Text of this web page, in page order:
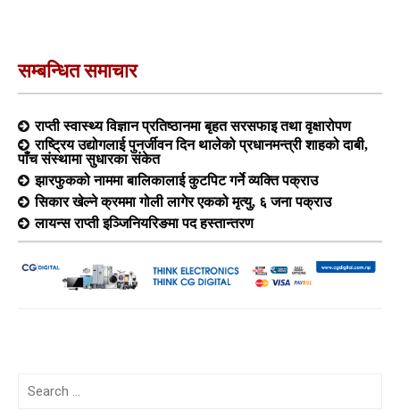
सम्बन्धित समाचार
राप्ती स्वास्थ्य विज्ञान प्रतिष्ठानमा बृहत सरसफाइ तथा वृक्षारोपण
राष्ट्रिय उद्योगलाई पुनर्जीवन दिन थालेको प्रधानमन्त्री शाहको दाबी,
पाँच संस्थामा सुधारका संकेत
झारफुकको नाममा बालिकालाई कुटपिट गर्ने व्यक्ति पक्राउ
सिकार खेल्ने क्रममा गोली लागेर एकको मृत्यु, ६ जना पक्राउ
लायन्स राप्ती इञ्जिनियरिङमा पद हस्तान्तरण
Search